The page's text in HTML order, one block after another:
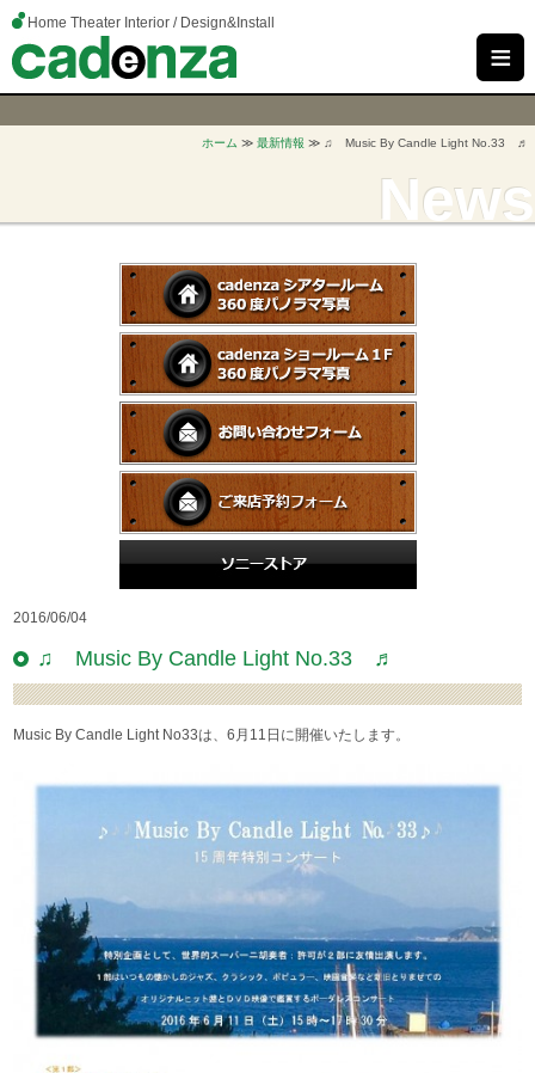
Home Theater Interior / Design&Install
≡
ホーム ≫ 最新情報 ≫ ♫ Music By Candle Light No.33 ♬
News
2016/06/04
♫ Music By Candle Light No.33 ♬
Music By Candle Light No33は、6月11日に開催いたします。